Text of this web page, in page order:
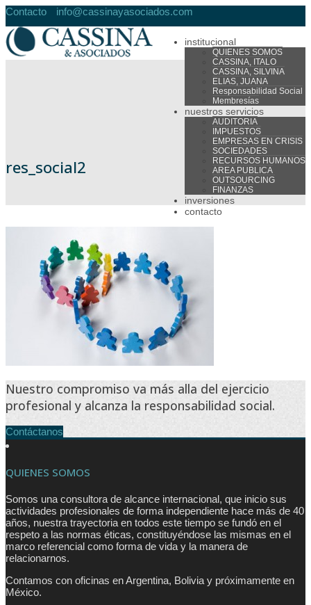
Contacto info@cassinayasociados.com
institucional
QUIENES SOMOS
CASSINA, ITALO
CASSINA, SILVINA
ELIAS, JUANA
Responsabilidad Social
Membresías
nuestros servicios
AUDITORIA
IMPUESTOS
EMPRESAS EN CRISIS
SOCIEDADES
RECURSOS HUMANOS
AREA PUBLICA
OUTSOURCING
FINANZAS
inversiones
contacto
res_social2
Nuestro compromiso va más alla del ejercicio
profesional y alcanza la responsabilidad social.
Contáctanos
QUIENES SOMOS
Somos una consultora de alcance internacional, que inicio sus
actividades profesionales de forma independiente hace más de 40
años, nuestra trayectoria en todos este tiempo se fundó en el
respeto a las normas éticas, constituyéndose las mismas en el
marco referencial como forma de vida y la manera de
relacionarnos.
Contamos con oficinas en Argentina, Bolivia y próximamente en
México.